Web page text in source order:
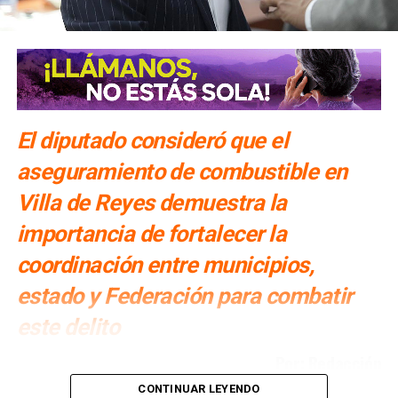
en clases
El diputado consideró que el
aseguramiento de combustible en
Villa de Reyes demuestra la
importancia de fortalecer la
coordinación entre municipios,
estado y Federación para combatir
este delito
Cuauhtli Badillo Moreno, presidente de la Comisión de
CONTINUAR LEYENDO